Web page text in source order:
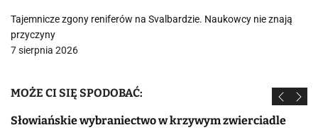
Tajemnicze zgony reniferów na Svalbardzie. Naukowcy nie znają
przyczyny
7 sierpnia 2026
MOŻE CI SIĘ SPODOBAĆ:
Słowiańskie wybraniectwo w krzywym zwierciadle